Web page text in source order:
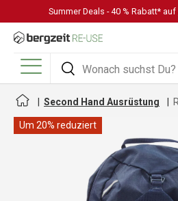
DIREKT ZUM INHALT
Summer Deals - 40 % Rabatt* auf
Suchen
Suchen
Menü
Second Hand Ausrüstung
Um 20% reduziert